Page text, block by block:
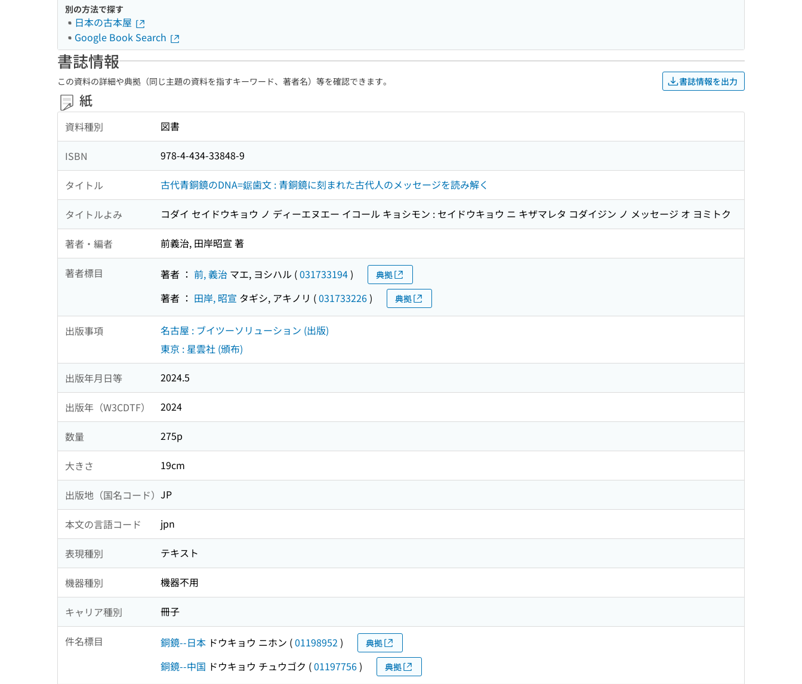
別の方法で探す
日本の古本屋
Google Book Search
書誌情報
この資料の詳細や典拠（同じ主題の資料を指すキーワード、著者名）等を確認できます。 書誌情報を出力
紙
資料種別 図書
ISBN 978-4-434-33848-9
タイトル 古代青銅鏡のDNA=鋸歯文 : 青銅鏡に刻まれた古代人のメッセージを読み解く
タイトルよみ コダイ セイドウキョウ ノ ディーエヌエー イコール キョシモン : セイドウキョウ ニ キザマレタ コダイジン ノ メッセージ オ ヨミトク
著者・編者 前義治, 田岸昭宣 著
著者標目 著者 ： 前, 義治 マエ, ヨシハル (031733194) 典拠
著者 ： 田岸, 昭宣 タギシ, アキノリ (031733226) 典拠
出版事項
名古屋 : ブイツーソリューション (出版)
東京 : 星雲社 (頒布)
出版年月日等 2024.5
出版年（W3CDTF） 2024
数量 275p
大きさ 19cm
出版地（国名コード） JP
本文の言語コード jpn
表現種別 テキスト
機器種別 機器不用
キャリア種別 冊子
件名標目 銅鏡--日本 ドウキョウ ニホン (01198952 ) 典拠
銅鏡--中国 ドウキョウ チュウゴク (01197756) 典拠